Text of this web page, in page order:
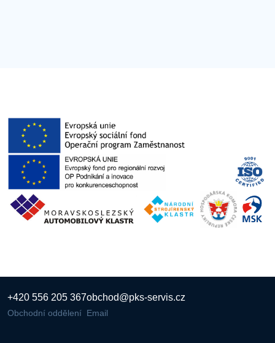
+420 556 205 367
Obchodní oddělení
obchod@pks-servis.cz
Email